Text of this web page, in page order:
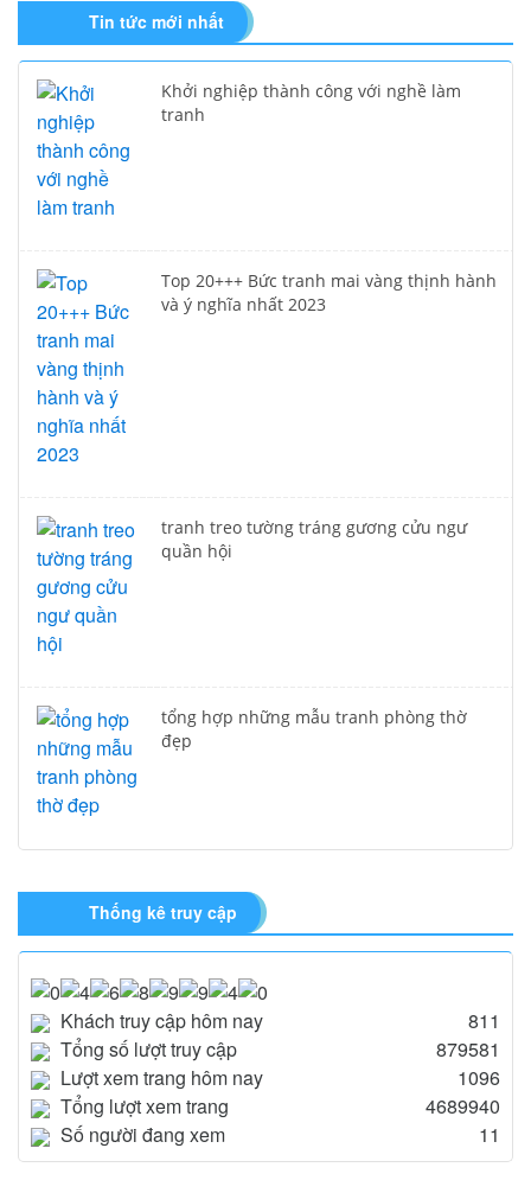
Tin tức mới nhất
Khởi nghiệp thành công với nghề làm
tranh
Top 20+++ Bức tranh mai vàng thịnh hành
và ý nghĩa nhất 2023
tranh treo tường tráng gương cửu ngư
quần hội
tổng hợp những mẫu tranh phòng thờ
đẹp
Thống kê truy cập
Khách truy cập hôm nay
811
Tổng số lượt truy cập
879581
Lượt xem trang hôm nay
1096
Tổng lượt xem trang
4689940
Số người đang xem
11